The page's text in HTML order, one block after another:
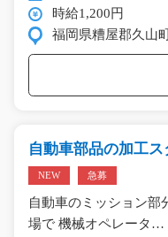
時給1,200円
福岡県糟屋郡久山
自動車部品の加工ス
NEW 急募
自動車のミッション部
場で 機械オペレータ…